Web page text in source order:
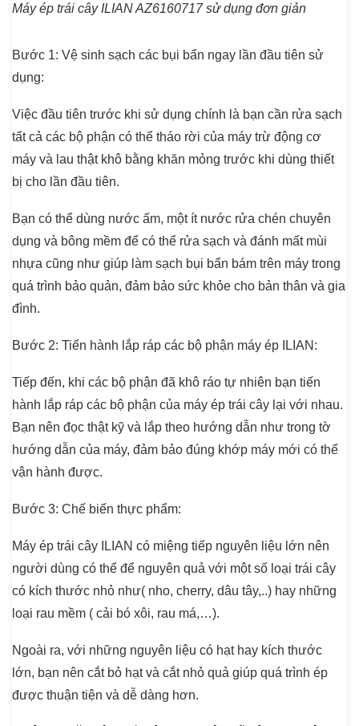
Máy ép trái cây ILIAN AZ6160717 sử dụng đơn giản
Bước 1: Vệ sinh sạch các bụi bẩn ngay lần đầu tiên sử
dụng:
Việc đầu tiên trước khi sử dụng chính là bạn cần rửa sạch
tất cả các bộ phận có thể tháo rời của máy trừ động cơ
máy và lau thật khô bằng khăn mỏng trước khi dùng thiết
bị cho lần đầu tiên.
Bạn có thể dùng nước ấm, một ít nước rửa chén chuyên
dụng và bông mềm để có thể rửa sạch và đánh mất mùi
nhựa cũng như giúp làm sạch bụi bẩn bám trên máy trong
quá trình bảo quản, đảm bảo sức khỏe cho bản thân và gia
đình.
Bước 2: Tiến hành lắp ráp các bộ phận máy ép ILIAN:
Tiếp đến, khi các bộ phận đã khô ráo tự nhiên bạn tiến
hành lắp ráp các bộ phận của máy ép trái cây lại với nhau.
Bạn nên đọc thật kỹ và lắp theo hướng dẫn như trong tờ
hướng dẫn của máy, đảm bảo đúng khớp máy mới có thể
vận hành được.
Bước 3: Chế biến thực phẩm:
Máy ép trái cây ILIAN có miệng tiếp nguyên liệu lớn nên
người dùng có thể để nguyên quả với một số loại trái cây
có kích thước nhỏ như( nho, cherry, dâu tây,..) hay những
loại rau mềm ( cải bó xôi, rau má,…).
Ngoài ra, với những nguyên liệu có hạt hay kích thước
lớn, bạn nên cắt bỏ hạt và cắt nhỏ quả giúp quá trình ép
được thuận tiện và dễ dàng hơn.